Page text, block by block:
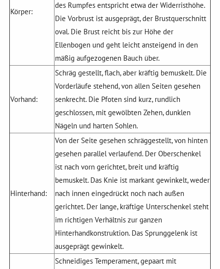
Körper:
des Rumpfes entspricht etwa der Widerristhöhe.
Die Vorbrust ist ausgeprägt, der Brustquerschnitt
oval. Die Brust reicht bis zur Höhe der
Ellenbogen und geht leicht ansteigend in den
mäßig aufgezogenen Bauch über.
Vorhand:
Schräg gestellt, flach, aber kräftig bemuskelt. Die
Vorderläufe stehend, von allen Seiten gesehen
senkrecht. Die Pfoten sind kurz, rundlich
geschlossen, mit gewölbten Zehen, dunklen
Nägeln und harten Sohlen.
Hinterhand:
Von der Seite gesehen schräggestellt, von hinten
gesehen parallel verlaufend. Der Oberschenkel
ist nach vorn gerichtet, breit und kräftig
bemuskelt. Das Knie ist markant gewinkelt, weder
nach innen eingedrückt noch nach außen
gerichtet. Der lange, kräftige Unterschenkel steht
im richtigen Verhältnis zur ganzen
Hinterhandkonstruktion. Das Sprunggelenk ist
ausgeprägt gewinkelt.
Schneidiges Temperament, gepaart mit